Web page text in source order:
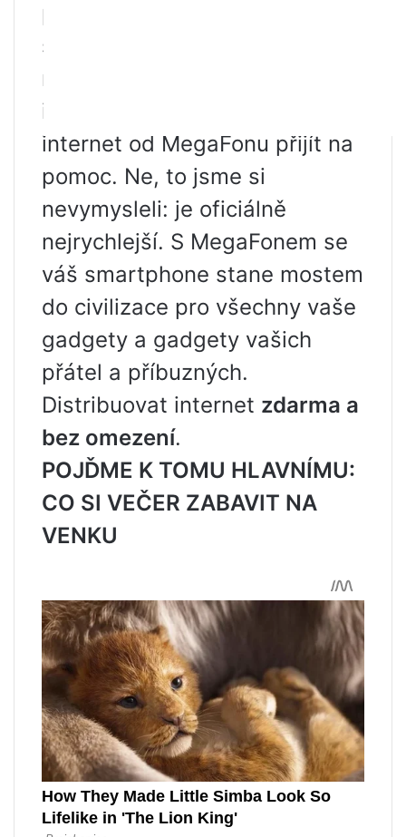
připraveni rozloučit se se
sociálními sítěmi a všemi
radostmi z přístupu k
internetu, nejrychlejší mobilní
internet od MegaFonu přijít na
pomoc. Ne, to jsme si
nevymysleli: je oficiálně
nejrychlejší. S MegaFonem se
váš smartphone stane mostem
do civilizace pro všechny vaše
gadgety a gadgety vašich
přátel a příbuzných.
Distribuovat internet zdarma a
bez omezení.
POJĎME K TOMU HLAVNÍMU:
CO SI VEČER ZABAVIT NA
VENKU